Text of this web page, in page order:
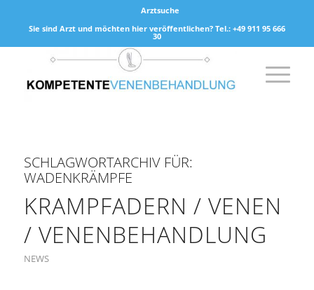
Arztsuche
Sie sind Arzt und möchten hier veröffentlichen? Tel.: +49 911 95 666
30
SCHLAGWORTARCHIV FÜR:
WADENKRÄMPFE
KRAMPFADERN / VENEN
/ VENENBEHANDLUNG
NEWS